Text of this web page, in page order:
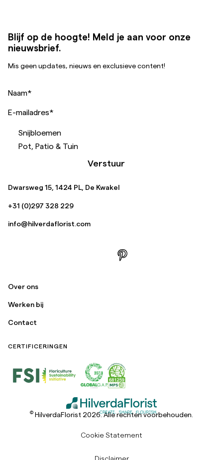
Blijf op de hoogte! Meld je aan voor onze
nieuwsbrief.
Mis geen updates, nieuws en exclusieve content!
Naam*
E-mailadres*
Snijbloemen
Pot, Patio & Tuin
Verstuur
Dwarsweg 15, 1424 PL, De Kwakel
+31 (0)297 328 229
info@hilverdaflorist.com
Over ons
Werken bij
Contact
CERTIFICERINGEN
© HilverdaFlorist 2026. Alle rechten voorbehouden.
Cookie Statement
Disclaimer